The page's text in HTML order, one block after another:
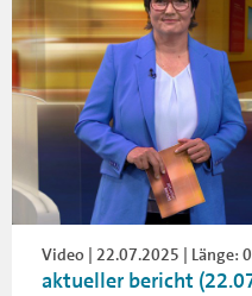
Video | 22.07.2025 | Länge:
aktueller bericht